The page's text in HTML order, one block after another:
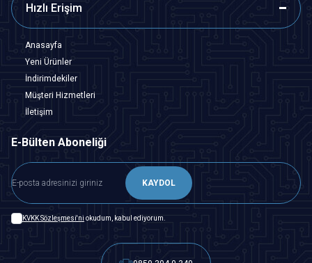
Hızlı Erişim
Anasayfa
Yeni Ürünler
İndirimdekiler
Müşteri Hizmetleri
İletişim
E-Bülten Aboneliği
KAYDOL
KVKK Sözleşmesi'ni okudum, kabul ediyorum.